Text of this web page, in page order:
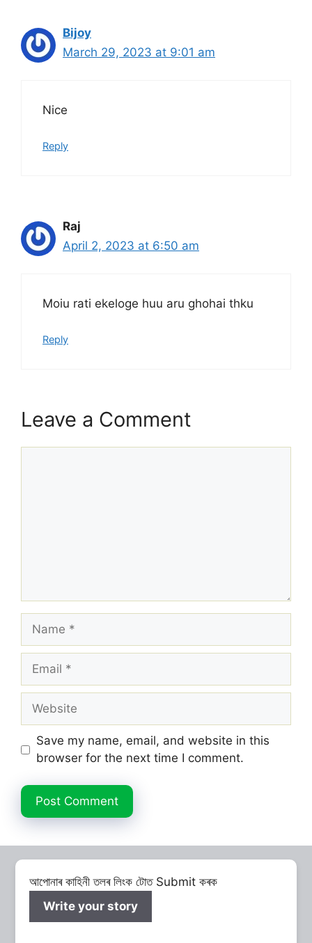
Bijoy
March 29, 2023 at 9:01 am
Nice
Reply
Raj
April 2, 2023 at 6:50 am
Moiu rati ekeloge huu aru ghohai thku
Reply
Leave a Comment
Name
Email
Website
Save my name, email, and website in this
browser for the next time I comment.
আপোনাৰ কাহিনী তলৰ লিংক টোত Submit কৰক
Write your story